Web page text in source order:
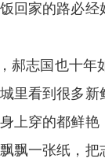
回家的路必
郝志国也十
里看到很多
上穿的都鲜
飘一张纸，